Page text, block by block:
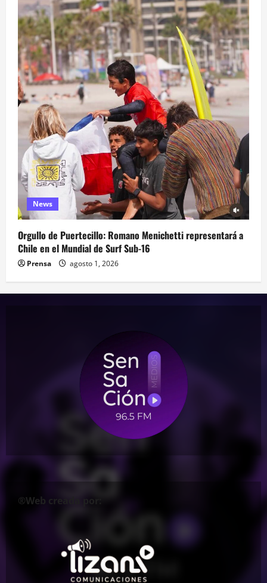
News
Orgullo de Puertecillo: Romano Menichetti representará a
Chile en el Mundial de Surf Sub-16
Prensa agosto 1, 2026
®Web creada por: